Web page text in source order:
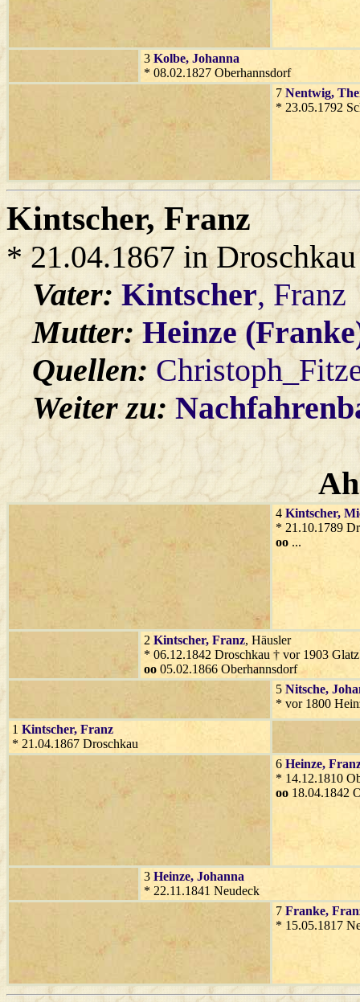
3 Kolbe, Johanna
* 08.02.1827 Oberhannsdorf
7 Nentwig,
* 23.05.1792
Kintscher, Franz
* 21.04.1867 in Droschkau
Vater:Kintscher, Franz
Mutter:Heinze
Quellen:
Weiter zu:
4 Kintscher,
* 21.10.1789
oo ...
2 Kintscher, Franz, Häusler
* 06.12.1842 Droschkau † vor 1903 Glatz
oo 05.02.1866 Oberhannsdorf
5 Nitsche,
* vor 1800
1 Kintscher, Franz
* 21.04.1867 Droschkau
6 Heinze,
* 14.12.1810
oo 18.04.1842
3 Heinze, Johanna
* 22.11.1841 Neudeck
7 Franke,
* 15.05.1817